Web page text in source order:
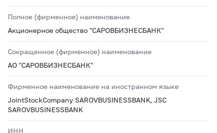
Полное (фирменное) наименование
Акционерное общество "САРОВБИЗНЕСБАНК"
Сокращенное (фирменное) наименование
АО "САРОВБИЗНЕСБАНК"
Фирменное наименование на иностранном языке
JointStockCompany SAROVBUSINESSBANK, JSC
SAROVBUSINESSBANK
ИНН